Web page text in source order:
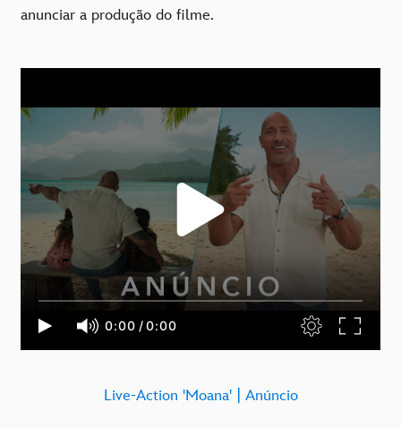
anunciar a produção do filme.
Live-Action 'Moana' | Anúncio